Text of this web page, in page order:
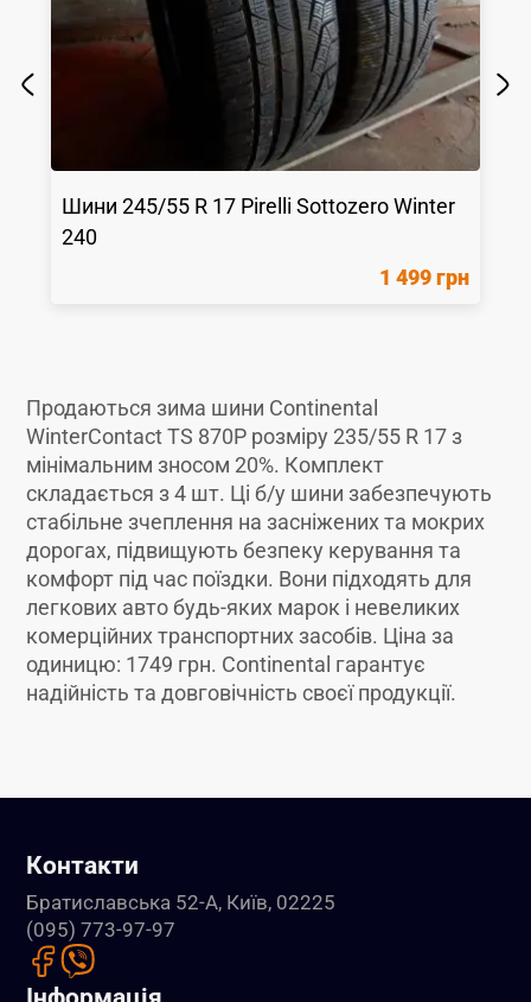
Шини245/55 R 17 Pirelli Sottozero Winter
240
1 499 грн
Продаються зима шини Continental
WinterContact TS 870P розміру 235/55 R 17 з
мінімальним зносом 20%. Комплект
складається з 4 шт. Ці б/у шини забезпечують
стабільне зчеплення на засніжених та мокрих
дорогах, підвищують безпеку керування та
комфорт під час поїздки. Вони підходять для
легкових авто будь-яких марок і невеликих
комерційних транспортних засобів. Ціна за
одиницю: 1749 грн. Continental гарантує
надійність та довговічність своєї продукції.
Контакти
Братиславська 52-А, Київ, 02225
(095) 773-97-97